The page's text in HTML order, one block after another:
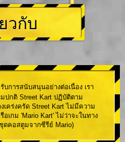
วกับ
การสนับสนุนอย่างต่อเนื่อง เรา
ปกติ Street Kart ปฏิบัติตาม
คร่งครัด Street Kart ไม่มีความ
อเกม 'Mario Kart' ไม่ว่าจะในทาง
ดคอสตูมจากซีรีย์ Mario)